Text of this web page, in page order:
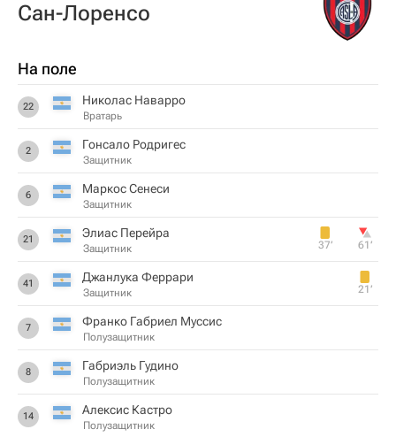
Сан-Лоренсо
На поле
22 Николас Наварро
Вратарь
2 Гонсало Родригес
Защитник
6 Маркос Сенеси
Защитник
21 Элиас Перейра
Защитник 37‎’‎ 61‎’‎
41 Джанлука Феррари
Защитник 21‎’‎
7 Франко Габриел Муссис
Полузащитник
8 Габриэль Гудино
Полузащитник
14 Алексис Кастро
Полузащитник